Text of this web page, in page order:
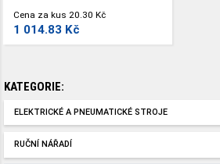
Cena za kus 20.30 Kč
1 014.83 Kč
KATEGORIE:
ELEKTRICKÉ A PNEUMATICKÉ STROJE
RUČNÍ NÁŘADÍ